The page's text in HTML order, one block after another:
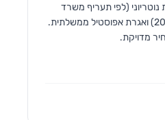
(לפי תעריף משרד
המשפטים המעודכן ל-2026) ואגרת אפוסטיל ממשלתית.
מדויקת.